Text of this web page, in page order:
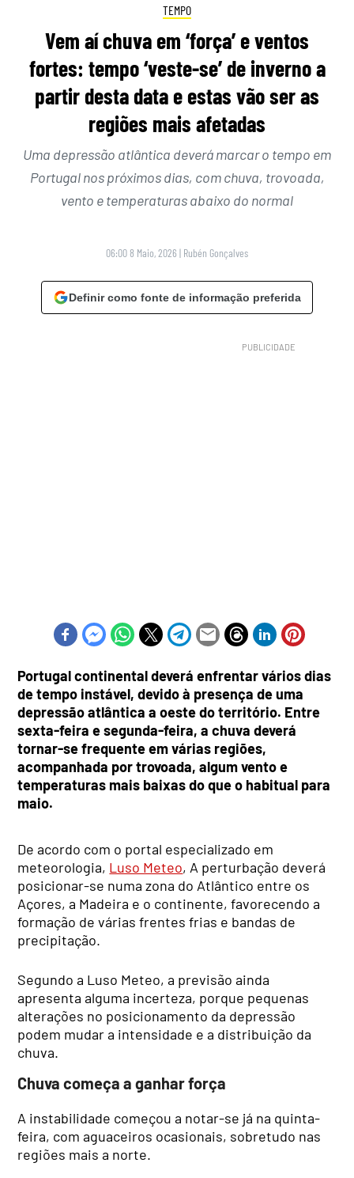
TEMPO
Vem aí chuva em ‘força’ e ventos
fortes: tempo ‘veste-se’ de inverno a
partir desta data e estas vão ser as
regiões mais afetadas
Uma depressão atlântica deverá marcar o tempo em
Portugal nos próximos dias, com chuva, trovoada,
vento e temperaturas abaixo do normal
06:00 8 Maio, 2026 | Rubén Gonçalves
Definir como fonte de informação preferida
Portugal continental deverá enfrentar vários dias
de tempo instável, devido à presença de uma
depressão atlântica a oeste do território. Entre
sexta-feira e segunda-feira, a chuva deverá
tornar-se frequente em várias regiões,
acompanhada por trovoada, algum vento e
temperaturas mais baixas do que o habitual para
maio.
De acordo com o portal especializado em
meteorologia, Luso Meteo, A perturbação deverá
posicionar-se numa zona do Atlântico entre os
Açores, a Madeira e o continente, favorecendo a
formação de várias frentes frias e bandas de
precipitação.
Segundo a Luso Meteo, a previsão ainda
apresenta alguma incerteza, porque pequenas
alterações no posicionamento da depressão
podem mudar a intensidade e a distribuição da
chuva.
Chuva começa a ganhar força
A instabilidade começou a notar-se já na quinta-
feira, com aguaceiros ocasionais, sobretudo nas
regiões mais a norte.